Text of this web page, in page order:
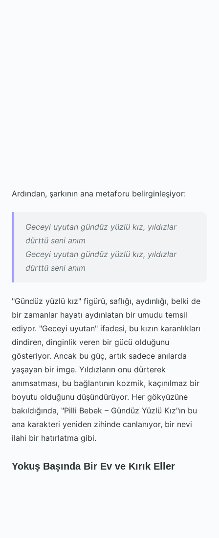
Ardından, şarkının ana metaforu belirginleşiyor:
Geceyi uyutan gündüz yüzlü kız, yıldızlar
dürttü seni anım
Geceyi uyutan gündüz yüzlü kız, yıldızlar
dürttü seni anım
"Gündüz yüzlü kız" figürü, saflığı, aydınlığı, belki de
bir zamanlar hayatı aydınlatan bir umudu temsil
ediyor. "Geceyi uyutan" ifadesi, bu kızın karanlıkları
dindiren, dinginlik veren bir gücü olduğunu
gösteriyor. Ancak bu güç, artık sadece anılarda
yaşayan bir imge. Yıldızların onu dürterek
anımsatması, bu bağlantının kozmik, kaçınılmaz bir
boyutu olduğunu düşündürüyor. Her gökyüzüne
bakıldığında, "Pilli Bebek – Gündüz Yüzlü Kız"ın bu
ana karakteri yeniden zihinde canlanıyor, bir nevi
ilahi bir hatırlatma gibi.
Yokuş Başında Bir Ev ve Kırık Eller